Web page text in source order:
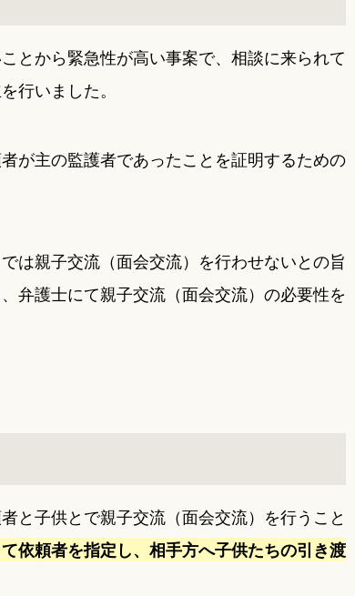
とから緊急性が高い事案で、相談に来られて
行いました。
が主の監護者であったことを証明するための
は親子交流（面会交流）を行わせないとの旨
弁護士にて親子交流（面会交流）の必要性を
と子供とで親子交流（面会交流）を行うこと
依頼者を指定し、相手方へ子供たちの引き渡